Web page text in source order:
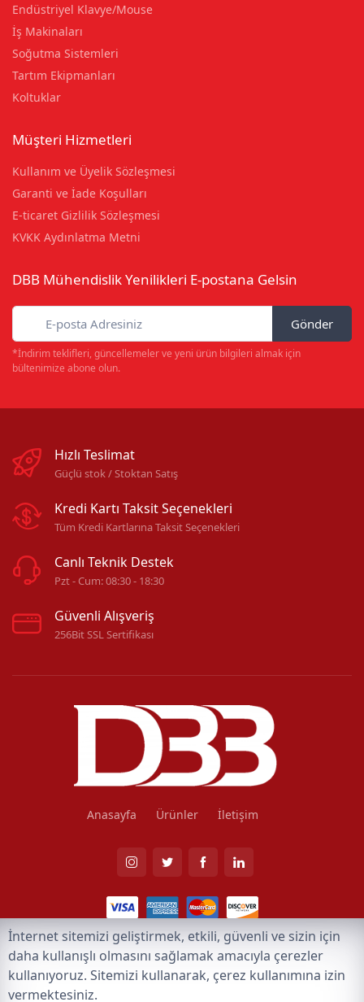
Endüstriyel Klavye/Mouse
İş Makinaları
Soğutma Sistemleri
Tartım Ekipmanları
Koltuklar
Müşteri Hizmetleri
Kullanım ve Üyelik Sözleşmesi
Garanti ve İade Koşulları
E-ticaret Gizlilik Sözleşmesi
KVKK Aydınlatma Metni
DBB Mühendislik Yenilikleri E-postana Gelsin
Gönder
*İndirim teklifleri, güncellemeler ve yeni ürün bilgileri almak için
bültenimize abone olun.
Hızlı Teslimat
Güçlü stok / Stoktan Satış
Kredi Kartı Taksit Seçenekleri
Tüm Kredi Kartlarına Taksit Seçenekleri
Canlı Teknik Destek
Pzt - Cum: 08:30 - 18:30
Güvenli Alışveriş
256Bit SSL Sertifikası
Anasayfa Ürünler İletişim
©2026, Tüm Hakları DBB Mühendislik Elektrik Taahhüt İnşaat Ticaret
Limited Şirketi aittir.
Tasarım ve Yazılım:
AMERKEZ WEB Tasarım Yazılım ve
Teknoloji
İnternet sitemizi geliştirmek, etkili, güvenli ve sizin için
daha kullanışlı olmasını sağlamak amacıyla çerezler
kullanıyoruz. Sitemizi kullanarak, çerez kullanımına izin
vermektesiniz.